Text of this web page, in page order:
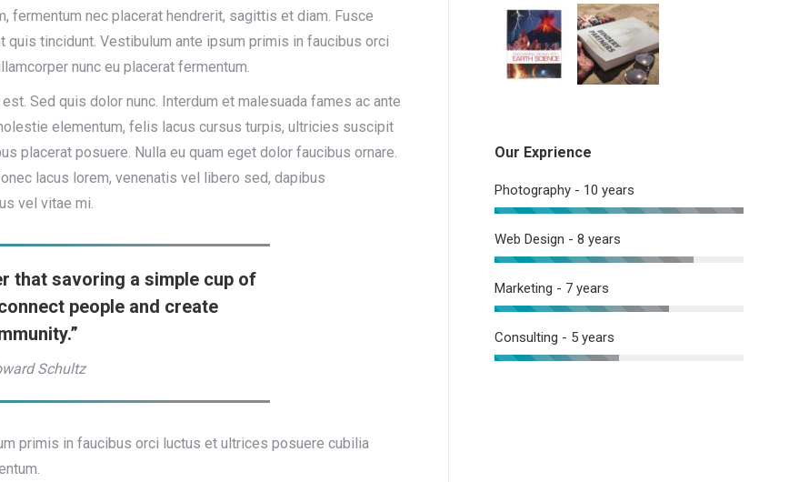
fermentum nec placerat hendrerit, sagittis et diam. Fusce
tincidunt. Vestibulum ante ipsum primis in faucibus orci
nunc eu placerat fermentum.
Sed quis dolor nunc. Interdum et malesuada fames ac ante
elementum, felis lacus cursus turpis, ultricies suscipit
placerat posuere. Nulla eu quam eget dolor faucibus ornare.
lacus lorem, venenatis vel libero sed, dapibus
vel vitae mi.
that savoring a simple cup of
people and create
Schultz
primis in faucibus orci luctus et ultrices posuere cubilia
Our Exprience
Photography - 10 years
Web Design - 8 years
Marketing - 7 years
Consulting - 5 years